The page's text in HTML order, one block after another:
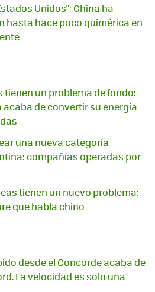
Unidos": China ha
hasta hace poco quimérica en
tienen un problema de fondo:
de convertir su energía
una nueva categoría
compañías operadas por
tienen un nuevo problema:
que habla chino
desde el Concorde acaba de
La velocidad es solo una